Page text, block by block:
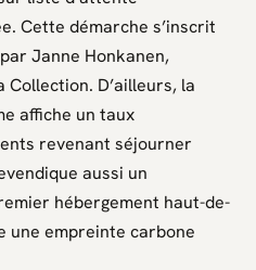
Cette démarche s’inscrit
Janne Honkanen,
Collection. D’ailleurs, la
affiche un taux
revenant séjourner
aussi un
hébergement haut-de-
une empreinte carbone